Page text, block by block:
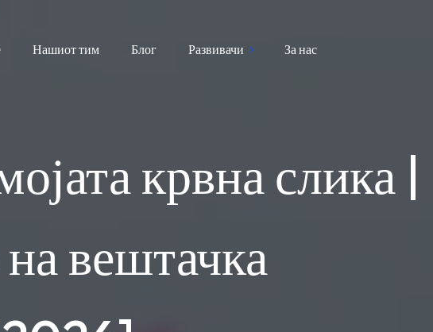
Нашиот тим Блог Развивачи За нас
крвна слика |
вештачка